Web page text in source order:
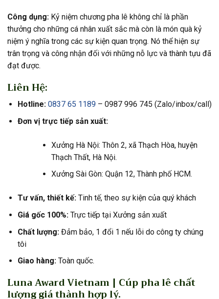
Công dụng: Kỷ niệm chương pha lê không chỉ là phần
thưởng cho những cá nhân xuất sắc mà còn là món quà kỷ
niệm ý nghĩa trong các sự kiện quan trọng. Nó thể hiện sự
trân trọng và công nhận đối với những nỗ lực và thành tựu đã
đạt được.
Liên Hệ:
Hotline: 0837 65 1189– 0987 996 745 (Zalo/inbox/call)
Đơn vị trực tiếp sản xuất:
Xưởng Hà Nội: Thôn 2, xã Thạch Hòa, huyện
Thạch Thất, Hà Nội.
Xưởng Sài Gòn: Quận 12, Thành phố HCM.
Tư vấn, thiết kế:Tinh tế, theo sự kiện của quý khách
Giá gốc 100%:Trực tiếp tại Xưởng sản xuất
Chất lượng:Đảm bảo, 1 đổi 1 nếu lỗi do công ty chúng
tôi
Giao hàng:Toàn quốc.
Luna Award Vietnam | Cúp pha lê chất
lượng giá thành hợp lý.